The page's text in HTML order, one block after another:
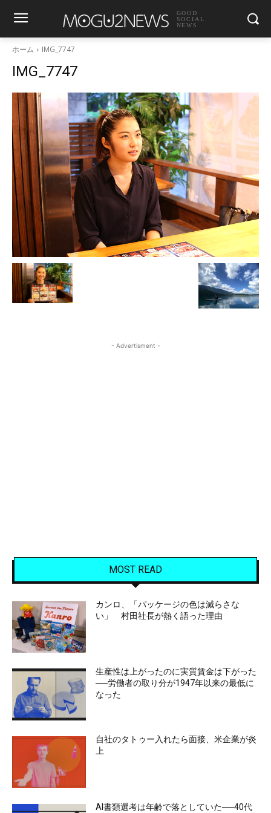
GOOD
SOCIAL
NEWS
ホーム IMG_7747
IMG_7747
- Advertisment -
MOST READ
カンロ、「パッケージの色は減らさな
い」 村田社長が熱く語った理由
生産性は上がったのに実質賃金は下がった
──労働者の取り分が1947年以来の最低に
なった
自社のタトゥー入れたら面接、米企業が炎
上
AI書類選考は年齢で落としていた──40代